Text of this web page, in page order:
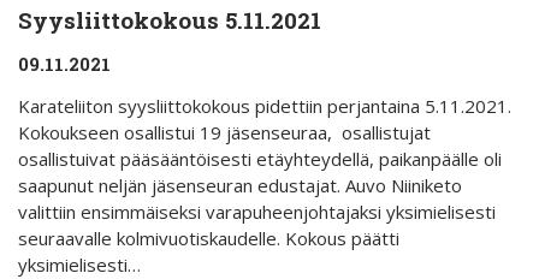
Syysliittokokous 5.11.2021
09.11.2021
Karateliiton syysliittokokous pidettiin perjantaina 5.11.2021.
Kokoukseen osallistui 19 jäsenseuraa, osallistujat
osallistuivat pääsääntöisesti etäyhteydellä, paikanpäälle oli
saapunut neljän jäsenseuran edustajat. Auvo Niiniketo
valittiin ensimmäiseksi varapuheenjohtajaksi yksimielisesti
seuraavalle kolmivuotiskaudelle. Kokous päätti
yksimielisesti…